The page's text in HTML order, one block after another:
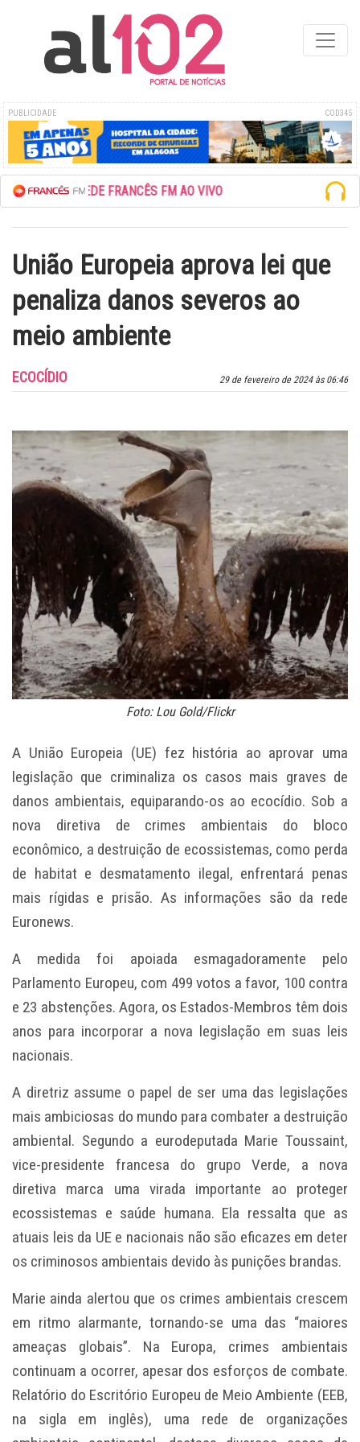
PUBLICIDADE COD345
A REDE FRANCÊS FM AO VIVO
União Europeia aprova lei que
penaliza danos severos ao
meio ambiente
29 de fevereiro de 2024 às 06:46
ECOCÍDIO
Foto: Lou Gold/Flickr
A União Europeia (UE) fez história ao aprovar uma
legislação que criminaliza os casos mais graves de
danos ambientais, equiparando-os ao ecocídio. Sob a
nova diretiva de crimes ambientais do bloco
econômico, a destruição de ecossistemas, como perda
de habitat e desmatamento ilegal, enfrentará penas
mais rígidas e prisão. As informações são da rede
Euronews.
A medida foi apoiada esmagadoramente pelo
Parlamento Europeu, com 499 votos a favor, 100 contra
e 23 abstenções. Agora, os Estados-Membros têm dois
anos para incorporar a nova legislação em suas leis
nacionais.
A diretriz assume o papel de ser uma das legislações
mais ambiciosas do mundo para combater a destruição
ambiental. Segundo a eurodeputada Marie Toussaint,
vice-presidente francesa do grupo Verde, a nova
diretiva marca uma virada importante ao proteger
ecossistemas e saúde humana. Ela ressalta que as
atuais leis da UE e nacionais não são eficazes em deter
os criminosos ambientais devido às punições brandas.
Marie ainda alertou que os crimes ambientais crescem
em ritmo alarmante, tornando-se uma das “maiores
ameaças globais”. Na Europa, crimes ambientais
continuam a ocorrer, apesar dos esforços de combate.
Relatório do Escritório Europeu de Meio Ambiente (EEB,
na sigla em inglês), uma rede de organizações